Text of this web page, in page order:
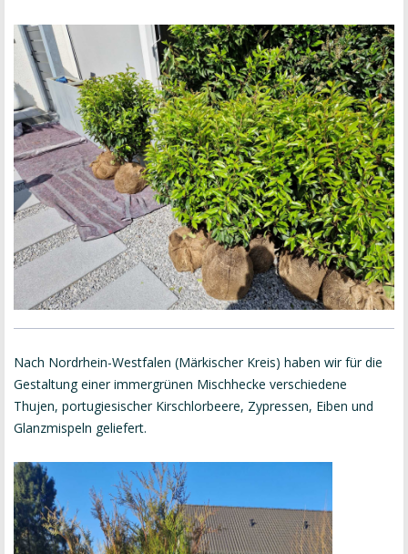
Nach Nordrhein-Westfalen (Märkischer Kreis) haben wir für die
Gestaltung einer immergrünen Mischhecke verschiedene
Thujen, portugiesischer Kirschlorbeere, Zypressen, Eiben und
Glanzmispeln geliefert.